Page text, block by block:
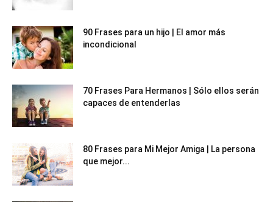
90 Frases para un hijo | El amor más
incondicional
70 Frases Para Hermanos | Sólo ellos serán
capaces de entenderlas
80 Frases para Mi Mejor Amiga | La persona
que mejor...